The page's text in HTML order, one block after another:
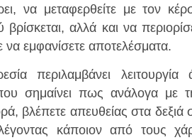
να μεταφερθείτε με τον
αλλά και να
να εμφανίσετε αποτελέσματα.
περιλαμβάνει
σημαίνει πως ανάλογα με
βλέπετε απευθείας στα
κάποιον από τους